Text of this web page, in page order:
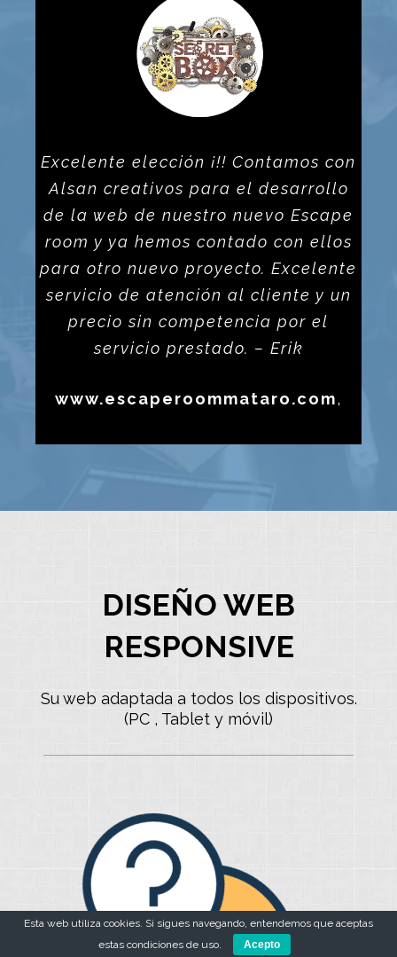
Excelente elección ¡!! Contamos con
Alsan creativos para el desarrollo
de la web de nuestro nuevo Escape
room y ya hemos contado con ellos
para otro nuevo proyecto. Excelente
servicio de atención al cliente y un
precio sin competencia por el
servicio prestado. – Erik
www.escaperoommataro.com,
DISEÑO WEB
RESPONSIVE
Su web adaptada a todos los dispositivos.
(PC , Tablet y móvil)
Esta web utiliza cookies. Si sigues navegando, entendemos que aceptas
estas condiciones de uso.
Acepto